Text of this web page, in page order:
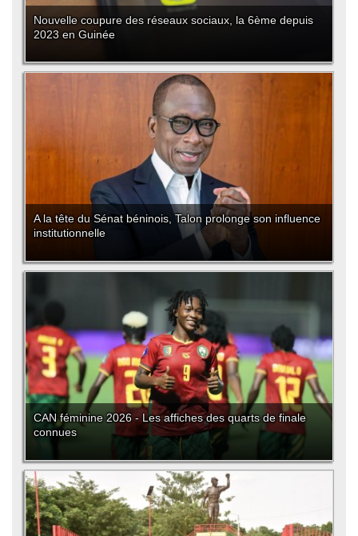
Nouvelle coupure des réseaux sociaux, la 6ème depuis
2023 en Guinée
A la tête du Sénat béninois, Talon prolonge son influence
institutionnelle
CAN féminine 2026 - Les affiches des quarts de finale
connues